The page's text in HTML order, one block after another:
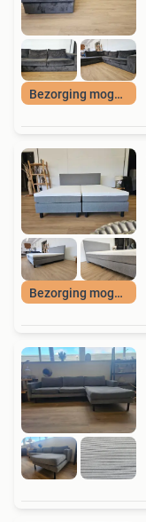
Bezorging mogelijk
Bezorging mogelijk